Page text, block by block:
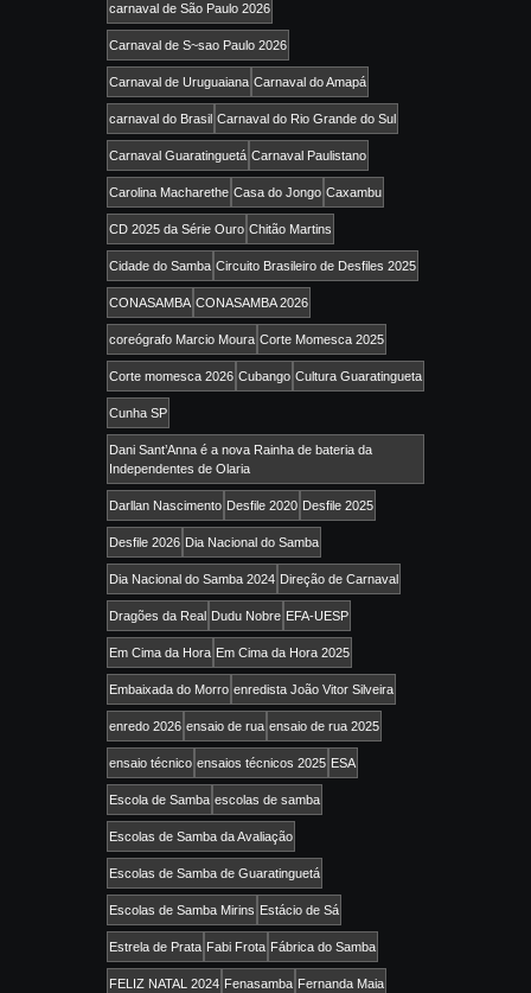
carnaval de São Paulo 2026
Carnaval de S~sao Paulo 2026
Carnaval de Uruguaiana Carnaval do Amapá
carnaval do Brasil Carnaval do Rio Grande do Sul
Carnaval Guaratinguetá Carnaval Paulistano
Carolina Macharethe Casa do Jongo Caxambu
CD 2025 da Série Ouro Chitão Martins
Cidade do Samba Circuito Brasileiro de Desfiles 2025
CONASAMBA CONASAMBA 2026
coreógrafo Marcio Moura Corte Momesca 2025
Corte momesca 2026 Cubango Cultura Guaratingueta
Cunha SP
Dani Sant’Anna é a nova Rainha de bateria da
Independentes de Olaria
Darllan Nascimento Desfile 2020 Desfile 2025
Desfile 2026 Dia Nacional do Samba
Dia Nacional do Samba 2024 Direção de Carnaval
Dragões da Real Dudu Nobre EFA-UESP
Em Cima da Hora Em Cima da Hora 2025
Embaixada do Morro enredista João Vitor Silveira
enredo 2026 ensaio de rua ensaio de rua 2025
ensaio técnico ensaios técnicos 2025 ESA
Escola de Samba escolas de samba
Escolas de Samba da Avaliação
Escolas de Samba de Guaratinguetá
Escolas de Samba Mirins Estácio de Sá
Estrela de Prata Fabi Frota Fábrica do Samba
FELIZ NATAL 2024 Fenasamba Fernanda Maia